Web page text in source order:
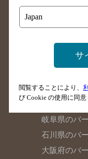
栃木県のバ
山梨県のバ
新潟県のバ
埼玉県のバ
岐阜県のバ
石川県のバ
大阪府のバ
サ
閲覧することにより、
び Cookie の使用に同意